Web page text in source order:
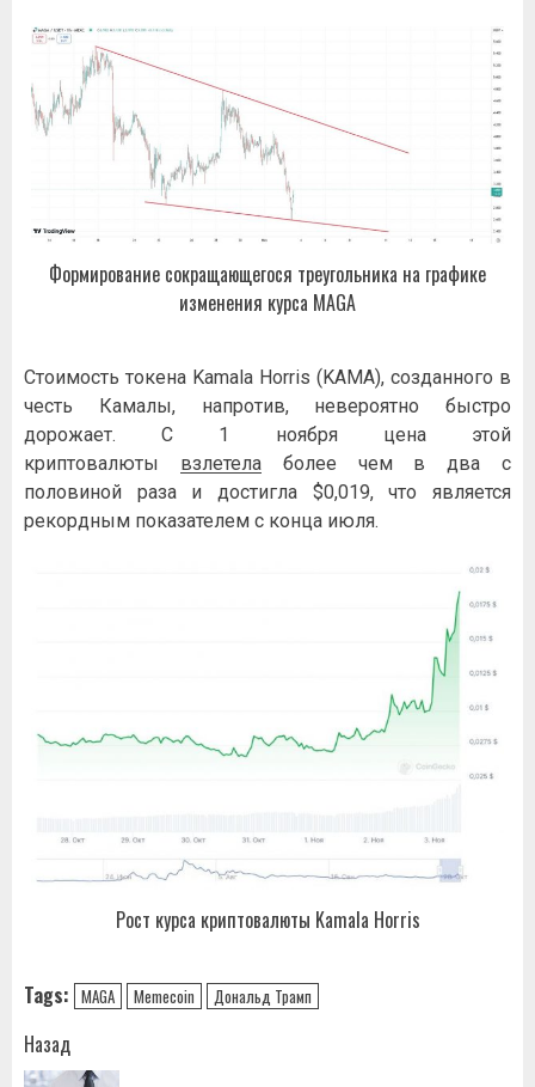
Формирование сокращающегося треугольника на графике
изменения курса MAGA
Стоимость токена Kamala Horris (KAMA), созданного в
честь Камалы, напротив, невероятно быстро
дорожает. С 1 ноября цена этой
криптовалюты взлетелаболее чем в два с
половиной раза и достигла $0,019, что является
рекордным показателем с конца июля.
Рост курса криптовалюты Kamala Horris
Tags: MAGA Memecoin Дональд Трамп
Навигация
Назад